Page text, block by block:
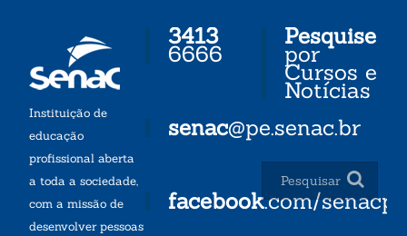
Instituição de
educação
profissional aberta
a toda a sociedade,
com a missão de
desenvolver pessoas
3413
6666
senac@pe.senac.br
facebook.com/senacpe
Pesquise
por
Cursos e
Notícias